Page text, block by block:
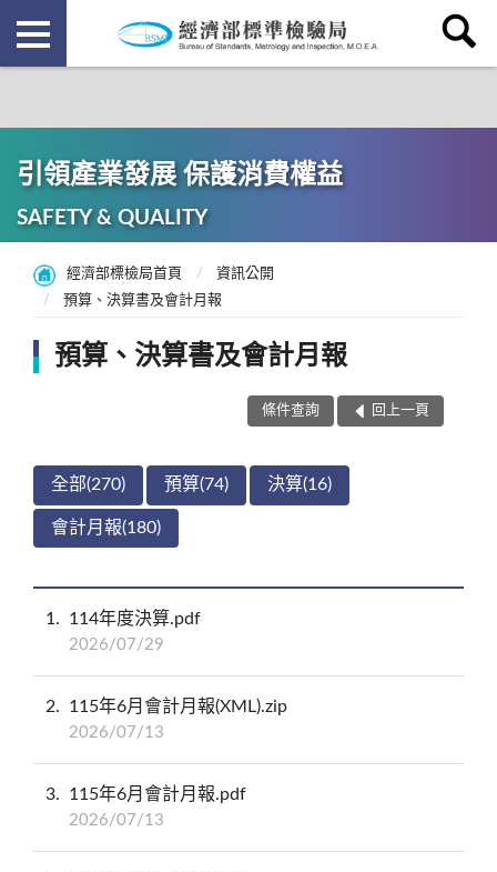
引領產業發展 保護消費權益
SAFETY & QUALITY
經濟部標檢局首頁
資訊公開
預算、決算書及會計月報
預算、決算書及會計月報
條件查詢 回上一頁
全部(270) 預算(74) 決算(16)
會計月報(180)
1 114年度決算.pdf
2026/07/29
2 115年6月會計月報(XML).zip
2026/07/13
3 115年6月會計月報.pdf
2026/07/13